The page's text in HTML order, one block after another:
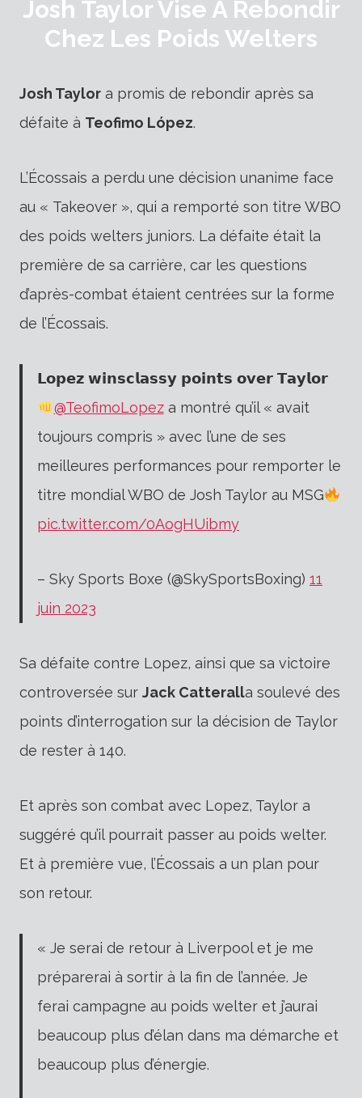
Josh Taylor Vise À Rebondir
Chez Les Poids Welters
Josh Taylor a promis de rebondir après sa
défaite à Teofimo López.
L’Écossais a perdu une décision unanime face
au « Takeover », qui a remporté son titre WBO
des poids welters juniors. La défaite était la
première de sa carrière, car les questions
d’après-combat étaient centrées sur la forme
de l’Écossais.
𝗟𝗼𝗽𝗲𝘇 𝘄𝗶𝗻𝘀𝗰𝗹𝗮𝘀𝘀𝘆 𝗽𝗼𝗶𝗻𝘁𝘀 𝗼𝘃𝗲𝗿 𝗧𝗮𝘆𝗹𝗼𝗿
@TeofimoLopeza montré qu’il « avait
toujours compris » avec l’une de ses
meilleures performances pour remporter le
titre mondial WBO de Josh Taylor au MSG
pic.twitter.com/0AogHUibmy
– Sky Sports Boxe (@SkySportsBoxing) 11
juin 2023
Sa défaite contre Lopez, ainsi que sa victoire
controversée sur Jack Catteralla soulevé des
points d’interrogation sur la décision de Taylor
de rester à 140.
Et après son combat avec Lopez, Taylor a
suggéré qu’il pourrait passer au poids welter.
Et à première vue, l’Écossais a un plan pour
son retour.
« Je serai de retour à Liverpool et je me
préparerai à sortir à la fin de l’année. Je
ferai campagne au poids welter et j’aurai
beaucoup plus d’élan dans ma démarche et
beaucoup plus d’énergie.